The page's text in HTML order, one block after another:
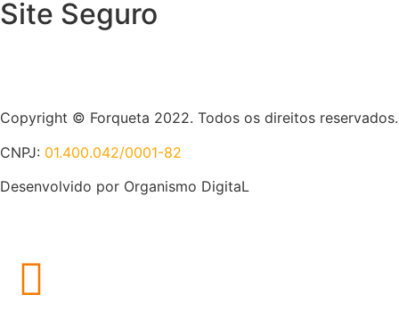
Site Seguro
Copyright © Forqueta 2022. Todos os direitos reservados.
CNPJ: 01.400.042/0001-82
Desenvolvido por Organismo DigitaL